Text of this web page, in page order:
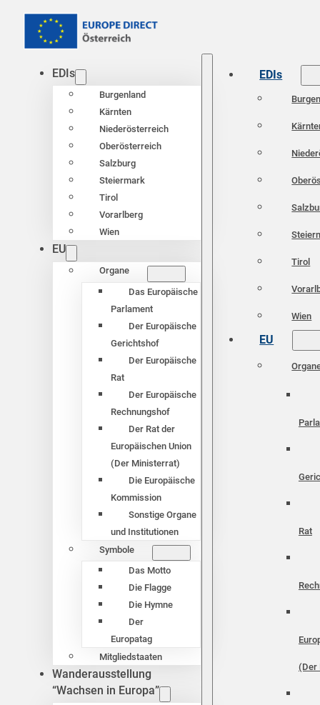
EDIs
Burgenland
Kärnten
Niederösterreich
Oberösterreich
Salzburg
Steiermark
Tirol
Vorarlberg
Wien
EU
Organe
Das Europäische
Parlament
Der Europäische
Gerichtshof
Der Europäische
Rat
Der Europäische
Rechnungshof
Der Rat der
Europäischen Union
(Der Ministerrat)
Die Europäische
Kommission
Sonstige Organe
und Institutionen
Symbole
Das Motto
Die Flagge
Die Hymne
Der
Europatag
Mitgliedstaaten
Wanderausstellung
“Wachsen in Europa”
EDIs
Tirol
Wien
EU
Rat
(Der